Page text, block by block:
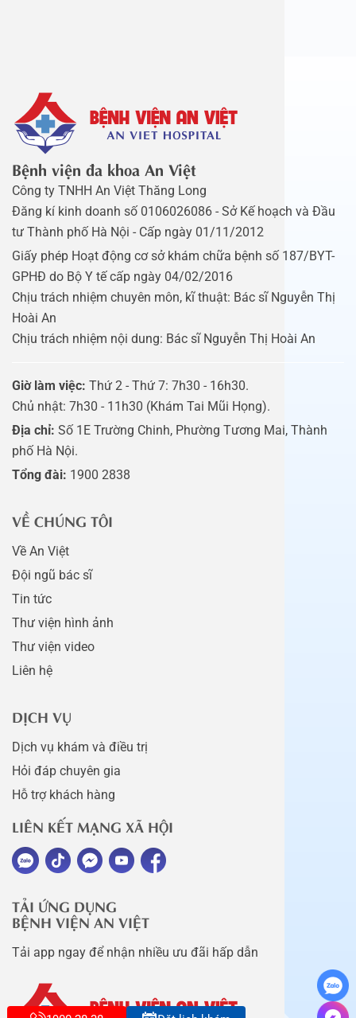
Bệnh viện đa khoa An Việt
Công ty TNHH An Việt Thăng Long
Đăng kí kinh doanh số 0106026086 - Sở Kế hoạch và Đầu
tư Thành phố Hà Nội - Cấp ngày 01/11/2012
Giấy phép Hoạt động cơ sở khám chữa bệnh số 187/BYT-
GPHĐ do Bộ Y tế cấp ngày 04/02/2016
Chịu trách nhiệm chuyên môn, kĩ thuật: Bác sĩ Nguyễn Thị
Hoài An
Chịu trách nhiệm nội dung: Bác sĩ Nguyễn Thị Hoài An
Giờ làm việc: Thứ 2 - Thứ 7: 7h30 - 16h30.
Chủ nhật: 7h30 - 11h30 (Khám Tai Mũi Họng).
Địa chỉ: Số 1E Trường Chinh, Phường Tương Mai, Thành
phố Hà Nội.
Tổng đài: 1900 2838
VỀ CHÚNG TÔI
Về An Việt
Đội ngũ bác sĩ
Tin tức
Thư viện hình ảnh
Thư viện video
Liên hệ
DỊCH VỤ
Dịch vụ khám và điều trị
Hỏi đáp chuyên gia
Hỗ trợ khách hàng
LIÊN KẾT MẠNG XÃ HỘI
TẢI ỨNG DỤNG
BỆNH VIỆN AN VIỆT
Tải app ngay để nhận nhiều ưu đãi hấp dẫn